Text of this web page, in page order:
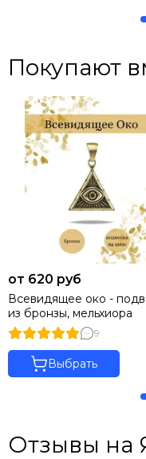
Покупают
от 620 руб
Всевидящее око -
из бронзы, мельхиора
9
Выбрать
Отзывы на